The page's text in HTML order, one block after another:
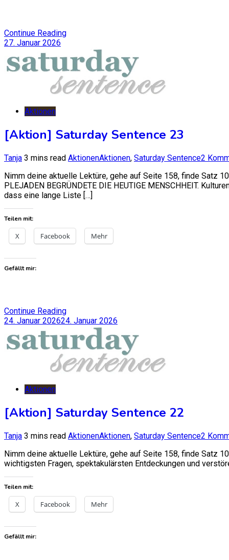
Continue Reading
27. Januar 2026
Aktionen
[Aktion] Saturday Sentence 23
Tanja 3 mins read AktionenAktionen, Saturday Sentence2
Nimm deine aktuelle Lektüre, gehe auf Seite 158, finde Satz
PLEJADEN BEGRÜNDETE DIE HEUTIGE MENSCHHEIT.
dass eine lange Liste […]
Teilen mit:
X Facebook Mehr
Gefällt mir:
Continue Reading
24. Januar 202624. Januar 2026
Aktionen
[Aktion] Saturday Sentence 22
Tanja 3 mins read AktionenAktionen, Saturday Sentence2
Nimm deine aktuelle Lektüre, gehe auf Seite 158, finde Satz
wichtigsten Fragen, spektakulärsten Entdeckungen und
Teilen mit:
X Facebook Mehr
Gefällt mir: